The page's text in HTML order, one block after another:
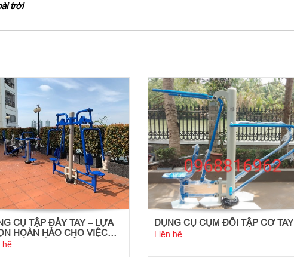
trời
CỤ TẬP ĐẨY TAY – LỰA
HOÀN HẢO CHO VIỆC
LUYỆN SỨC KHỎE TIM
hệ
DỤNG CỤ CỤM ĐÔI TẬP CƠ TAY
Liên hệ